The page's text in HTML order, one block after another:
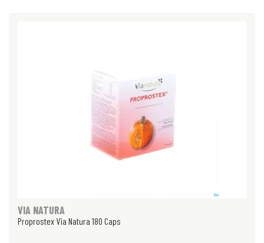
VIA NATURA
Proprostex Via Natura 180 Caps